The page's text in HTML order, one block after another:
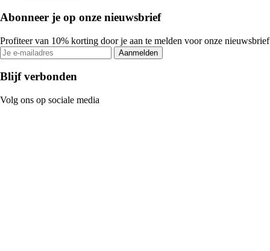
Abonneer je op onze nieuwsbrief
Profiteer van 10% korting door je aan te melden voor onze nieuwsbrief
Aanmelden
Blijf verbonden
Volg ons op sociale media